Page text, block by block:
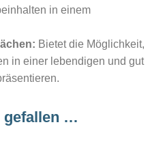
in einem
Bietet die Möglichkeit,
in einer lebendigen und gut
gefallen …